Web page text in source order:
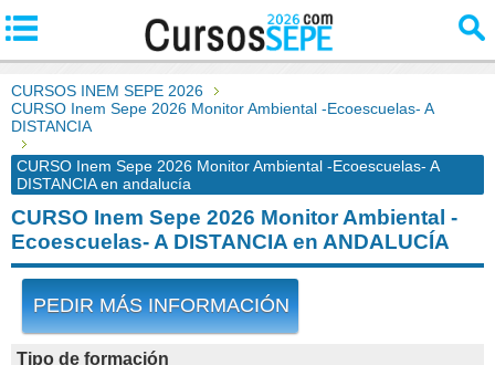
CURSOS INEM SEPE 2026
CURSO Inem Sepe 2026 Monitor Ambiental -Ecoescuelas- A
DISTANCIA
CURSO Inem Sepe 2026 Monitor Ambiental -Ecoescuelas- A
DISTANCIA en andalucía
CURSO Inem Sepe 2026 Monitor Ambiental -
Ecoescuelas- A DISTANCIA en ANDALUCÍA
PEDIR MÁS INFORMACIÓN
Tipo de formación